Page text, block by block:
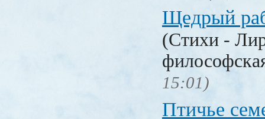
Щедрый
(Стихи -
15:01)
Птичье